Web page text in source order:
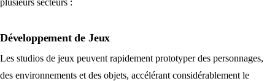
Développement de Jeux
Les studios de jeux peuvent rapidement prototyper des personnages,
des environnements et des objets, accélérant considérablement le